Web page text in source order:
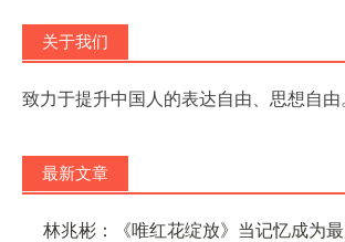
关于我们
致力于提升中国人的表达自由、思想自由
最新文章
林兆彬：《唯红花绽放》当记忆成为